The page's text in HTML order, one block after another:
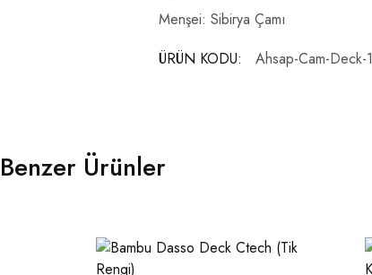
Menşei: Sibirya Çamı
ÜRÜN KODU:
Ahsap-Cam-Deck-1
Benzer Ürünler